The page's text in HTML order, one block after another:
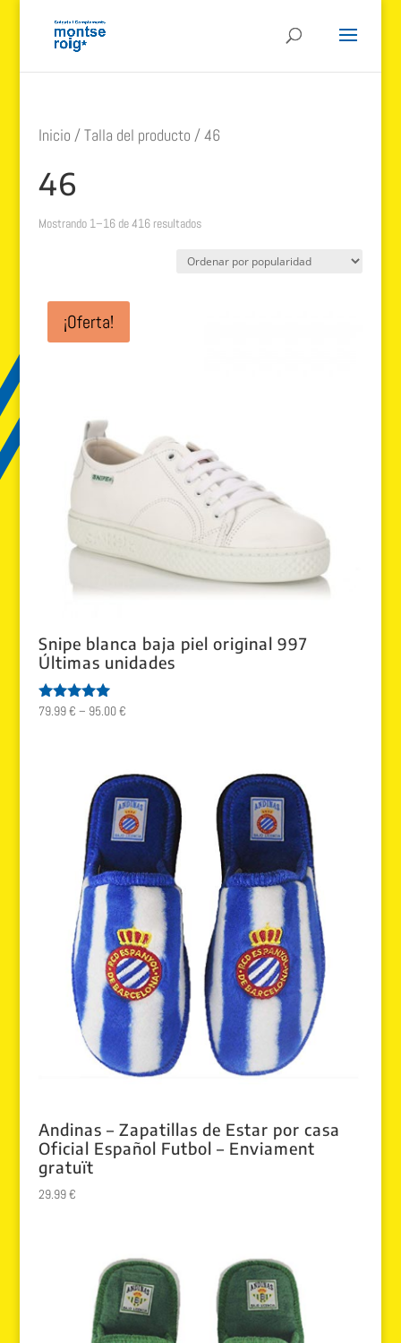
Inicio / Talla del producto / 46
46
Mostrando 1–16 de 416 resultadosOrdenado
¡Oferta!
Snipe blanca baja piel original 997
Últimas unidades
Valorado
79.99€ – 95.00€
Andinas – Zapatillas de Estar por casa
Oficial Español Futbol – Enviament
gratuït
29.99€